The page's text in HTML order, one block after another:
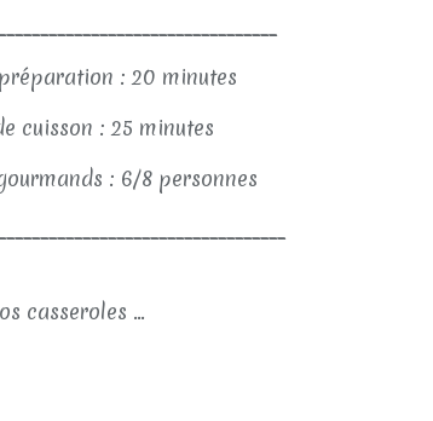
: 20 minutes
cuisson : 25 minutes
: 6/8 personnes
casseroles ...